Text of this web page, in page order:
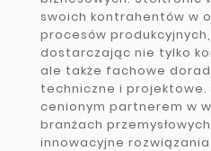
swoich kontrahentów w
procesów produkcyjnych,
dostarczając nie tylko
ale także fachowe
techniczne i projektowe.
cenionym partnerem w
branżach
innowacyjne